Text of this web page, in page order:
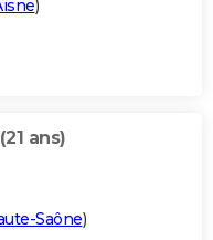
)
(21 ans)
Saône)